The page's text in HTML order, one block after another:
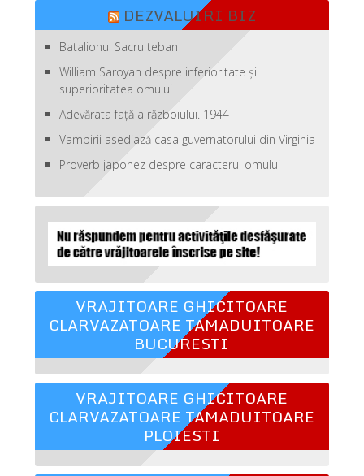
DEZVALUIRI BIZ
Batalionul Sacru teban
William Saroyan despre inferioritate şi
superioritatea omului
Adevărata față a războiului. 1944
Vampirii asediază casa guvernatorului din Virginia
Proverb japonez despre caracterul omului
VRAJITOARE GHICITOARE
CLARVAZATOARE TAMADUITOARE
BUCURESTI
VRAJITOARE GHICITOARE
CLARVAZATOARE TAMADUITOARE
PLOIESTI